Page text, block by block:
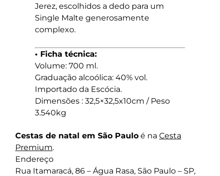
Jerez, escolhidos a dedo para um
Single Malte generosamente
complexo.
• Ficha técnica:
Volume: 700 ml.
Graduação alcoólica: 40% vol.
Importado da Escócia.
Dimensões : 32,5×32,5x10cm / Peso
3.540kg
Cestas de natal em São Paulo é na Cesta
Premium.
Endereço
Rua Itamaracá, 86 – Água Rasa, São Paulo – SP,